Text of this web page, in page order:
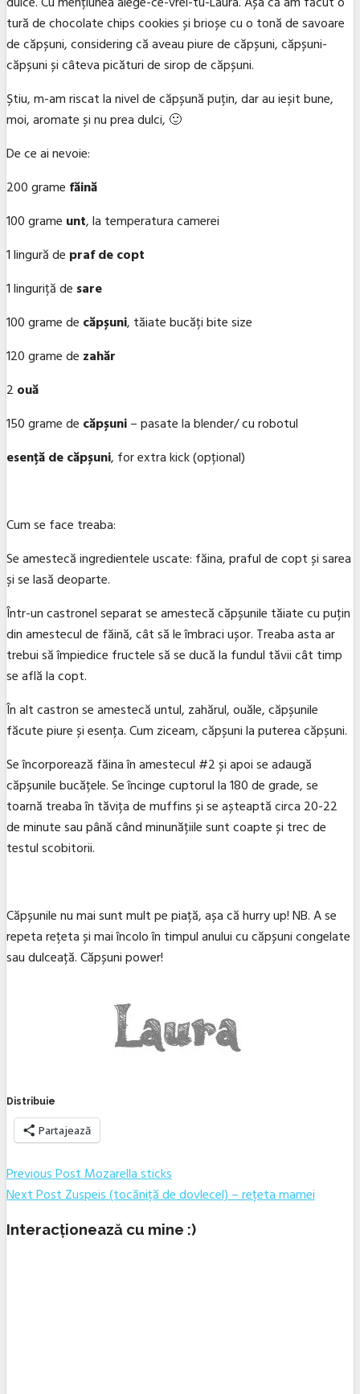
tură de chocolate chips cookies și brioșe cu o tonă de savoare
de căpșuni, considering că aveau piure de căpșuni, căpșuni-
căpșuni și câteva picături de sirop de căpșuni.
Știu, m-am riscat la nivel de căpșună puțin, dar au ieșit bune,
moi, aromate și nu prea dulci, 🙂
De ce ai nevoie:
200 grame făină
100 grame unt, la temperatura camerei
1 lingură de praf de copt
1 linguriță de sare
100 grame de căpșuni, tăiate bucăți bite size
120 grame de zahăr
2 ouă
150 grame de căpșuni– pasate la blender/ cu robotul
esență de căpșuni, for extra kick (opțional)
Cum se face treaba:
Se amestecă ingredientele uscate: făina, praful de copt și sarea
și se lasă deoparte.
Într-un castronel separat se amestecă căpșunile tăiate cu puțin
din amestecul de făină, cât să le îmbraci ușor. Treaba asta ar
trebui să împiedice fructele să se ducă la fundul tăvii cât timp
se află la copt.
În alt castron se amestecă untul, zahărul, ouăle, căpșunile
făcute piure și esența. Cum ziceam, căpșuni la puterea căpșuni.
Se încorporează făina în amestecul #2 și apoi se adaugă
căpșunile bucățele. Se încinge cuptorul la 180 de grade, se
toarnă treaba în tăvița de muffins și se așteaptă circa 20-22
de minute sau până când minunățiile sunt coapte și trec de
testul scobitorii.
Căpșunile nu mai sunt mult pe piață, așa că hurry up! NB. A se
repeta rețeta și mai încolo în timpul anului cu căpșuni congelate
sau dulceață. Căpșuni power!
Distribuie
Partajează
Navigare
în
articole
Previous PostPrevious
post:
Mozarella sticks
Next PostNext
Zuspeis (tocăniță de dovlecel) – rețeta mamei
Interacționează cu mine :)